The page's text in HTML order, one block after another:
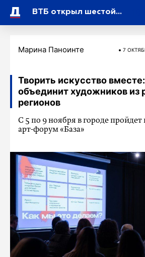
ВТБ открыл шестой сезон «Школы управления рисками»
Марина Паноинте 7
Творить искусство
объединит художников из
регионов
С 5 по 9 ноября в городе пройдет
арт-форум «База»